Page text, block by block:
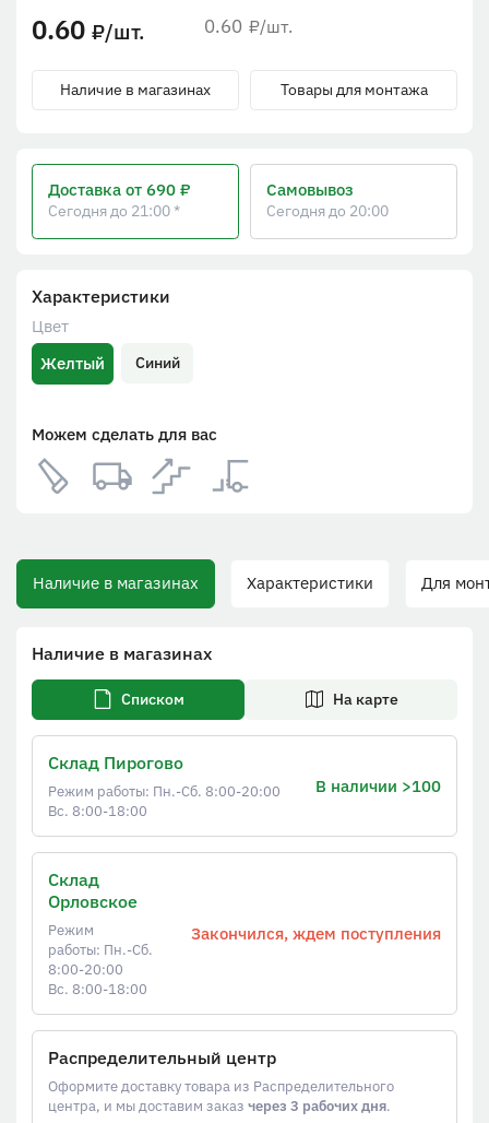
Характеристики
Цвет
Желтый
Синий
Можем сделать для вас
0.60 ₽/шт.
0.60 ₽/шт.
Наличие в магазинах Товары для монтажа
Доставка от 690 ₽
Сегодня до 21:00 *
Самовывоз
Сегодня до 20:00
Наличие в магазинах Характеристики Для
Наличие в магазинах
Списком На карте
Склад Пирогово
Режим работы: Пн.-Сб. 8:00-20:00
Вс. 8:00-18:00
В наличии >100
Склад
Орловское
Режим
работы: Пн.-Сб.
8:00-20:00
Вс. 8:00-18:00
Закончился, ждем поступления
Распределительный центр
Оформите доставку товара из Распределительного
центра, и мы доставим заказ через 3 рабочих дня.